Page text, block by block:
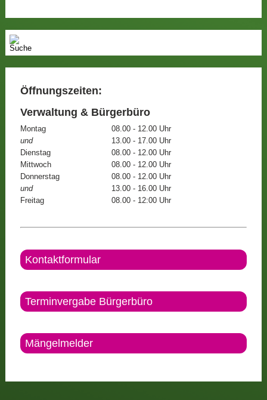
Öffnungszeiten:
Verwaltung & Bürgerbüro
Montag
08.00 - 12.00 Uhr
und
13.00 - 17.00 Uhr
Dienstag
08.00 - 12.00 Uhr
Mittwoch
08.00 - 12.00 Uhr
Donnerstag
08.00 - 12.00 Uhr
und
13.00 - 16.00 Uhr
Freitag
08.00 - 12:00 Uhr
Kontaktformular
Terminvergabe Bürgerbüro
Mängelmelder